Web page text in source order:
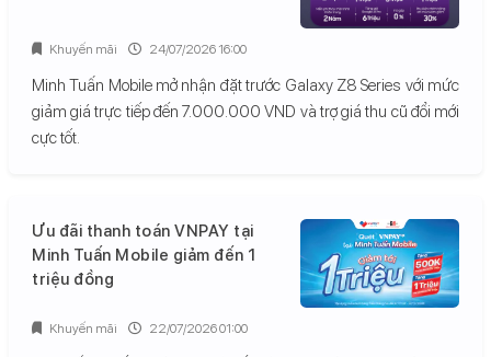
Minh Tuấn Mobile mở nhận đặt trước Galaxy Z8 Series với mức
giảm giá trực tiếp đến 7.000.000 VND và trợ giá thu cũ đổi mới
cực tốt.
Khuyến mãi 24/07/2026 16:00
Ưu đãi thanh toán VNPAY tại
Minh Tuấn Mobile giảm đến 1
triệu đồng
Khuyến mãi 22/07/2026 01:00